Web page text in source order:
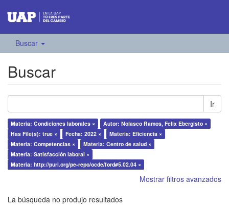
Buscar
Buscar
Ir
Materia: Condiciones laborales ×
Autor: Nolasco Ramos, Felix Ebergisto ×
Has File(s): true ×
Fecha: 2022 ×
Materia: Eficiencia ×
Materia: Competencias ×
Materia: Centro de salud ×
Materia: Satisfacción laboral ×
Materia: http://purl.org/pe-repo/ocde/ford#5.02.04 ×
Mostrar filtros avanzados
La búsqueda no produjo resultados